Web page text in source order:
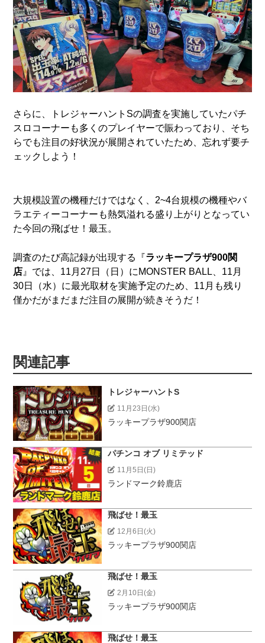
さらに、トレジャーハントSの調査を実施していたパチ
スロコーナーも多くのプレイヤーで賑わっており、そち
らでも注目の好状況が展開されていたため、忘れず要チ
ェックしよう！
大規模設置の機種だけではなく、2~4台規模の機種やバ
ラエティーコーナーも熱気溢れる盛り上がりとなってい
た今回の飛ばせ！最玉。
調査のたび高記録が出現する『ラッキープラザ900関
店 』では、11月27日（日）にMONSTER BALL、11月
30日（水）に最光取材を実施予定のため、11月も残り
僅かだがまだまだ注目の展開が続きそうだ！
関連記事
トレジャーハントS
11月23日(水)
ラッキープラザ900関店
パチンコ オブ リミテッド
11月5日(日)
ランドマーク鈴鹿店
飛ばせ！最玉
12月6日(火)
ラッキープラザ900関店
飛ばせ！最玉
2月10日(金)
ラッキープラザ900関店
飛ばせ！最玉